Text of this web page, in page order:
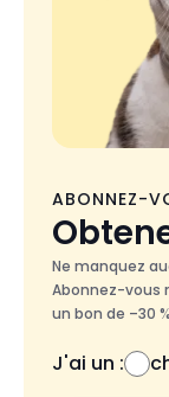
ABONNEZ-
Ne manquez
Abonnez-vous
un bon de –30
J'ai un :